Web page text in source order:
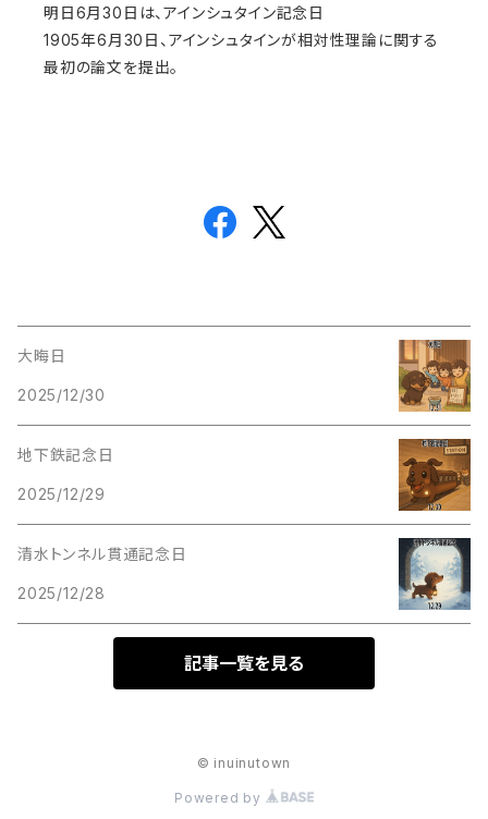
明日6月30日は、アインシュタイン記念日
1905年6月30日、アインシュタインが相対性理論に関する
最初の論文を提出。
大晦日
2025/12/30
地下鉄記念日
2025/12/29
清水トンネル貫通記念日
2025/12/28
記事一覧を見る
© inuinutown
Powered by